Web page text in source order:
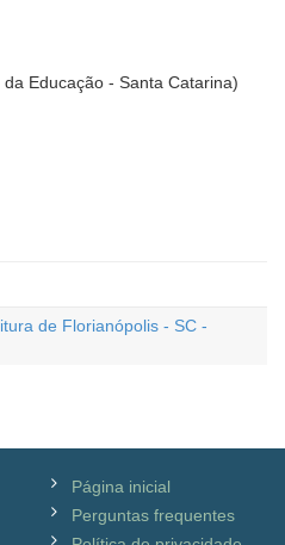
Educação - Santa Catarina)
de Florianópolis - SC -
Página inicial
Perguntas frequentes